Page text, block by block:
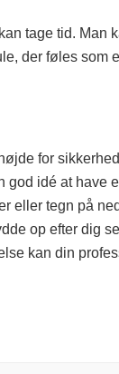
tage tid.
der føles som
for
idé at have
eller tegn på
op efter dig
kan din